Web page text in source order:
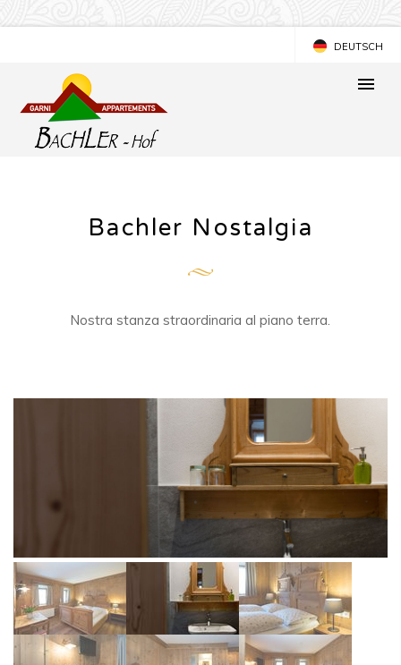
DEUTSCH
ENGLISH
Bachler Nostalgia
Nostra stanza straordinaria al piano terra.